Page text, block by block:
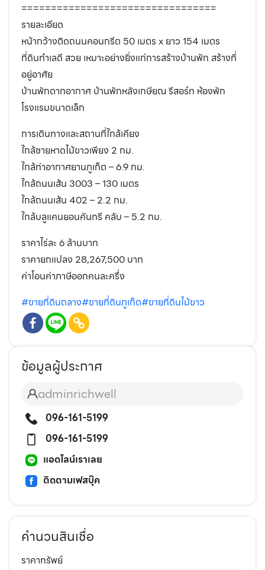
=================================
รายละเอียด
หน้ากว้างติดถนนคอนกรีต 50 เมตร x ยาว 154 เมตร
ที่ดินทำเลดี สวย เหมาะอย่างยิ่งแก่การสร้างบ้านพัก สร้างที่
อยู่อาศัย
บ้านพักตากอากาศ บ้านพักหลังเกษียณ รีสอร์ท ห้องพัก
โรงแรมขนาดเล็ก
การเดินทางและสถานที่ใกล้เคียง
ใกล้ชายหาดไม้ขาวเพียง 2 กม.
ใกล้ท่าอากาศยานภูเก็ต – 6.9 กม.
ใกล้ถนนเส้น 3003 – 130 เมตร
ใกล้ถนนเส้น 402 – 2.2 กม.
ใกล้บลูแคนยอนคันทรี คลับ – 5.2 กม.
ราคาไร่ละ 6 ล้านบาท
ราคายกแปลง 28,267,500 บาท
ค่าโอนค่าภาษีออกคนละครึ่ง
#ขายที่ดินถลาง#ขายที่ดินภูเก็ต#ขายที่ดินไม้ขาว
ข้อมูลผู้ประกาศ
adminrichwell
096-161-5199
096-161-5199
แอดไลน์เราเลย
ติดตามเฟสบุ๊ค
คำนวนสินเชื่อ
ราคาทรัพย์